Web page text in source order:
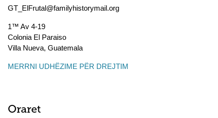
GT_ElFrutal@familyhistorymail.org
1™ Av 4-19
Colonia El Paraiso
Villa Nueva, Guatemala
MERRNI UDHËZIME PËR DREJTIM
Oraret